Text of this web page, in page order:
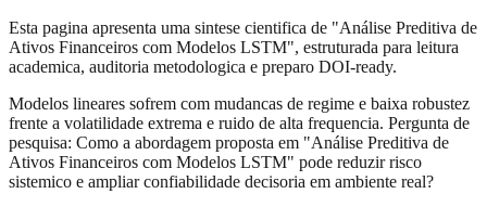
Esta pagina apresenta uma sintese cientifica de "Análise Preditiva de
Ativos Financeiros com Modelos LSTM", estruturada para leitura
academica, auditoria metodologica e preparo DOI-ready.
Modelos lineares sofrem com mudancas de regime e baixa robustez
frente a volatilidade extrema e ruido de alta frequencia. Pergunta de
pesquisa: Como a abordagem proposta em "Análise Preditiva de
Ativos Financeiros com Modelos LSTM" pode reduzir risco
sistemico e ampliar confiabilidade decisoria em ambiente real?